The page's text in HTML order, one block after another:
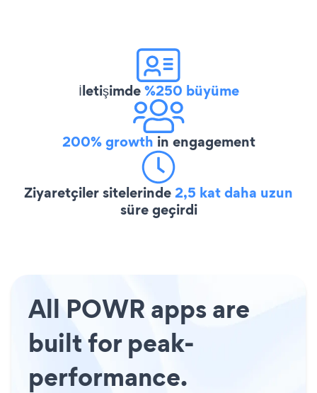
İletişimde%250 büyüme
200% growth in engagement
Ziyaretçiler sitelerinde2,5 kat daha uzun
süre geçirdi
All POWR apps are
built for peak-
performance.